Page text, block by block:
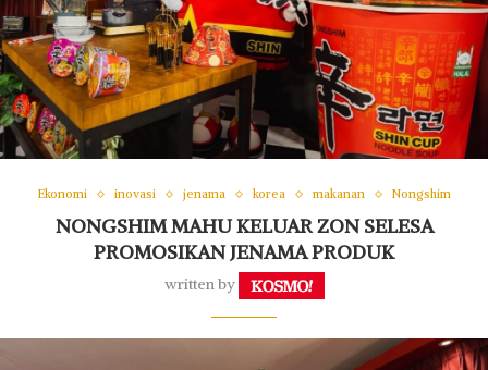
Ekonomi inovasi jenama korea makanan Nongshim
NONGSHIM MAHU KELUAR ZON SELESA
PROMOSIKAN JENAMA PRODUK
written by